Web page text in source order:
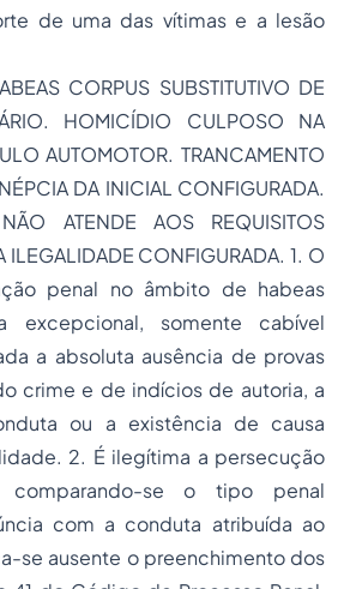
de uma das vítimas e a lesão
CORPUS SUBSTITUTIVO DE
HOMICÍDIO CULPOSO NA
AUTOMOTOR. TRANCAMENTO
DA INICIAL CONFIGURADA.
ATENDE AOS REQUISITOS
ILEGALIDADE CONFIGURADA. 1. O
penal no âmbito de habeas
excepcional, somente cabível
a absoluta ausência de provas
crime e de indícios de autoria, a
ou a existência de causa
2. É ilegítima a persecução
comparando-se o tipo penal
com a conduta atribuída ao
se ausente o preenchimento dos